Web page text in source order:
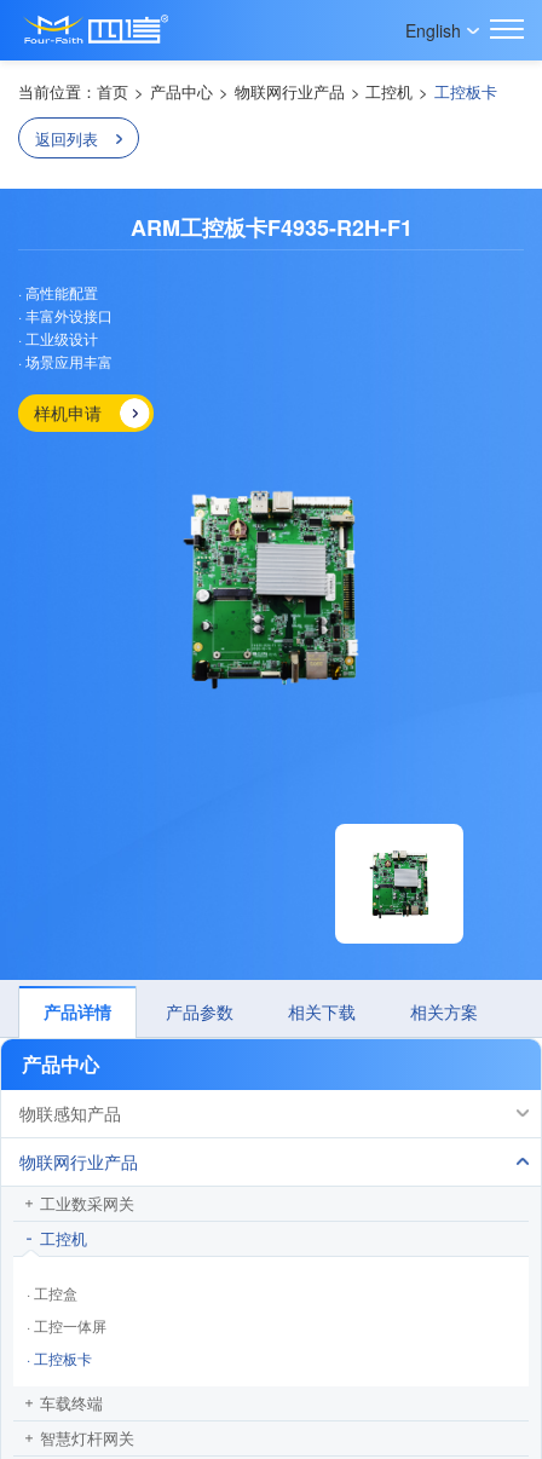
English
当前位置： 首页 > 产品中心 > 物联网行业产品 > 工控机 > 工控板卡
返回列表
ARM工控板卡F4935-R2H-F1
· 高性能配置
· 丰富外设接口
· 工业级设计
· 场景应用丰富
样机申请
产品详情 产品参数 相关下载 相关方案
产品中心
物联感知产品
物联网行业产品
工业数采网关
工控机
· 工控盒
· 工控一体屏
· 工控板卡
车载终端
智慧灯杆网关